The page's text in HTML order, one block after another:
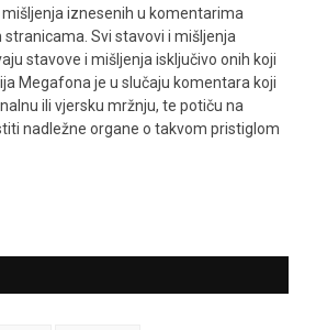
iznesenih u komentarima
Svi stavovi i mišljenja
stavove i mišljenja isključivo onih koji
Megafona je u slučaju komentara koji
ili vjersku mržnju, te potiču na
nadležne organe o takvom pristiglom